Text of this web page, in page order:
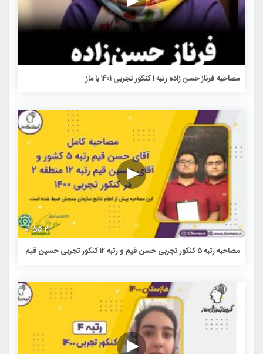
مصاحبه فرناز حسن زاده رتبه ۱ کنکور تجربی ۱۴۰۱ با ماز
۰۱:۵۵:۲۱
مصاحبه رتبه ۵ کنکور تجربی حسن قیم و رتبه ۱۲ کنکور تجربی حسین قیم